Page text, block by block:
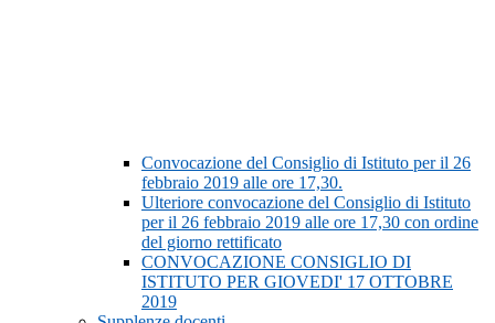
Convocazione del Consiglio di Istituto per il 26
febbraio 2019 alle ore 17,30.
Ulteriore convocazione del Consiglio di Istituto
per il 26 febbraio 2019 alle ore 17,30 con ordine
del giorno rettificato
CONVOCAZIONE CONSIGLIO DI
ISTITUTO PER GIOVEDI' 17 OTTOBRE
2019